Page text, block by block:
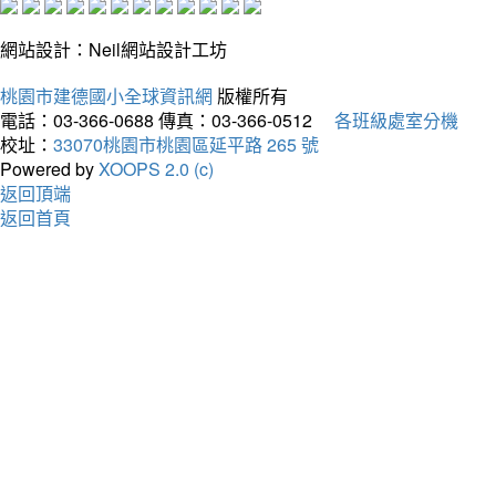
網站設計：Neil網站設計工坊
桃園市建德國小全球資訊網 版權所有
電話：03-366-0688 傳真：03-366-0512
各班級處室分機
校址： 33070桃園市桃園區延平路 265 號
Powered byXOOPS 2.0 (c)
返回頂端
返回首頁